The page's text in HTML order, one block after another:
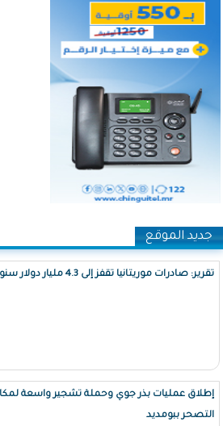
جديد الموقع
تقرير: صادرات موريتانيا تقفز إلى 4.3 مليار دولار سنويا
إطلاق عمليات بذر جوي وحملة تشجير واسعة
التصحر ببومديد